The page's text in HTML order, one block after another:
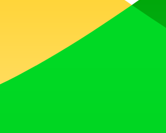
ユーザーが何百万人ものフォロワー